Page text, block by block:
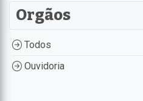
Orgãos
Todos
Ouvidoria